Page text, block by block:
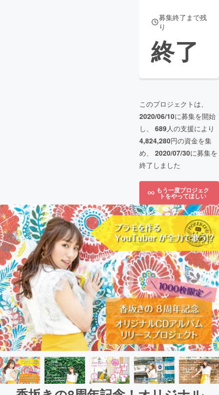
募集終了まで残
り
終了
このプロジェクトは、
2020/06/10に募集を開始
し、 689人の支援により
4,824,280円の資金を集
め、 2020/07/30に募集を
終了しました
もう一度プロジェク
トをやってほしい